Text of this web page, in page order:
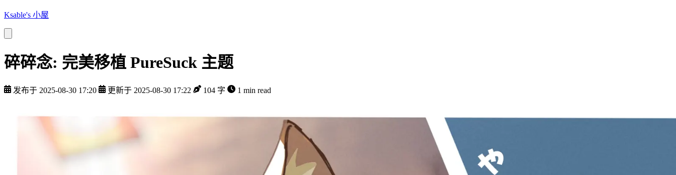
Ksable's 小屋
碎碎念: 完美移植 PureSuck 主题
发布于 2025-08-30 17:20 更新于 2025-08-30 17:22 104 字 1 min read